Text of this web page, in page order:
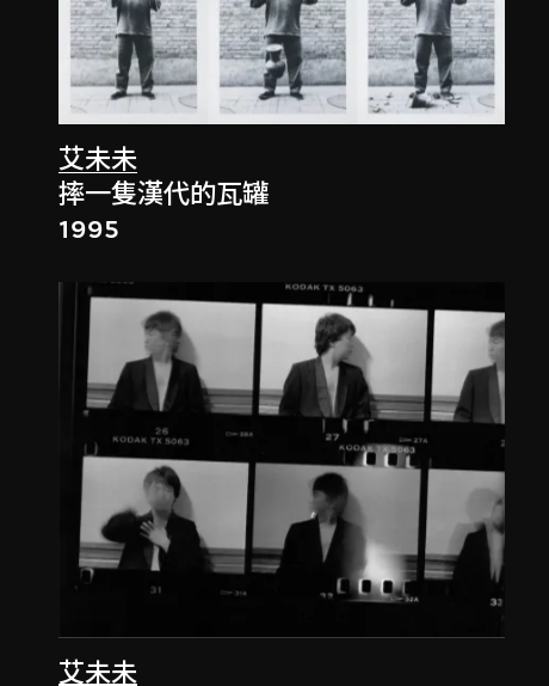
艾未未
摔一隻漢代的瓦罐
1995
艾未未